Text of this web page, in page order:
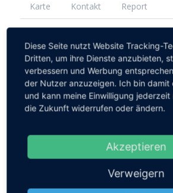
Karte Kontakt Report
Information / Beratung
Diese Seite nutzt Website Tracking-
Dritten, um ihre Dienste anzubieten,
verbessern und Werbung
der Nutzer anzuzeigen. Ich bin damit
und kann meine Einwilligung
die Zukunft widerrufen oder ändern.
Akzeptieren
Verweigern